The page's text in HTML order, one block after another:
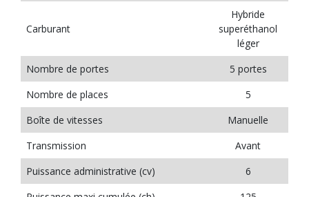
Carburant
Hybride
superéthanol
léger
Nombre de portes
5 portes
Nombre de places
5
Boîte de vitesses
Manuelle
Transmission
Avant
Puissance administrative (cv)
6